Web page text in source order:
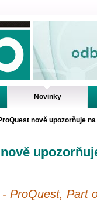
Odborné
Novinky
Tutoriály
nově upozorňuje
ProQuest, Part